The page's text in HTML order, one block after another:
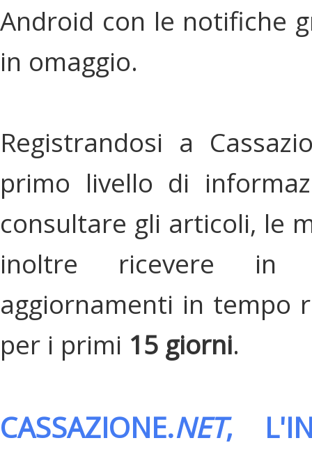
Android con le notifiche
in omaggio.
Registrandosi a
primo livello di
consultare gli articoli, le
inoltre ricevere in
aggiornamenti in tempo
per i primi 15 giorni.
CASSAZIONE.NET,